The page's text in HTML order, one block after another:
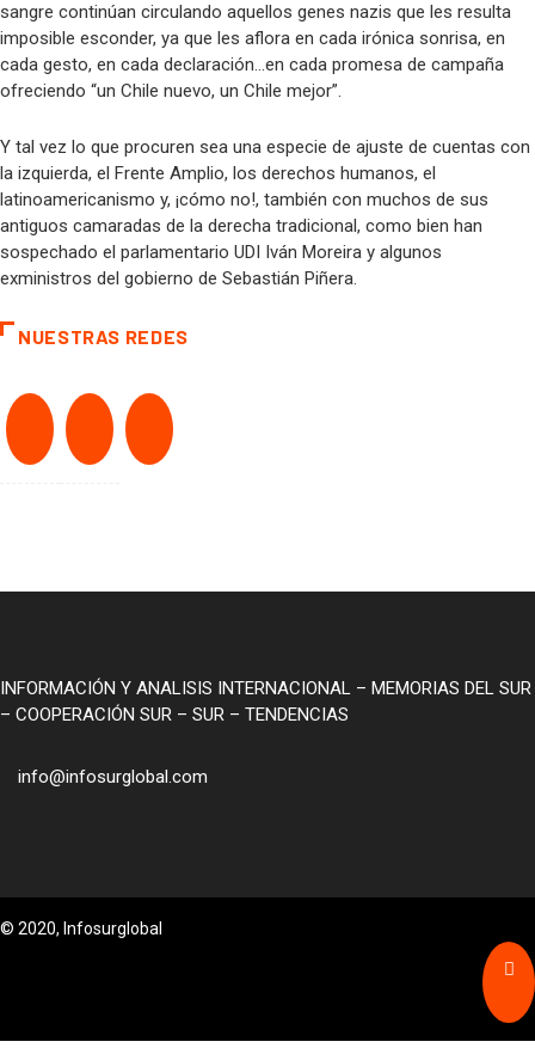
sangre continúan circulando aquellos genes nazis que les resulta
imposible esconder, ya que les aflora en cada irónica sonrisa, en
cada gesto, en cada declaración…en cada promesa de campaña
ofreciendo “un Chile nuevo, un Chile mejor”.
Y tal vez lo que procuren sea una especie de ajuste de cuentas con
la izquierda, el Frente Amplio, los derechos humanos, el
latinoamericanismo y, ¡cómo no!, también con muchos de sus
antiguos camaradas de la derecha tradicional, como bien han
sospechado el parlamentario UDI Iván Moreira y algunos
exministros del gobierno de Sebastián Piñera.
NUESTRAS REDES
INFORMACIÓN Y ANALISIS INTERNACIONAL – MEMORIAS DEL SUR
– COOPERACIÓN SUR – SUR – TENDENCIAS
info@infosurglobal.com
© 2020, Infosurglobal